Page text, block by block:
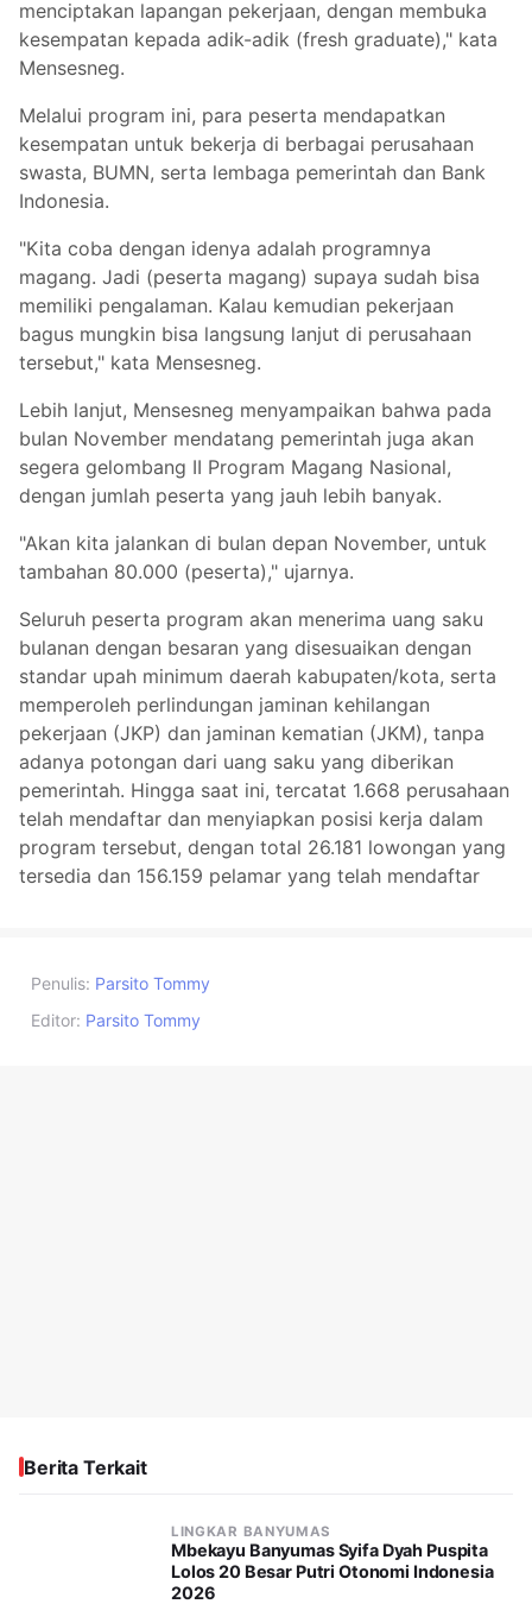
menciptakan lapangan pekerjaan, dengan membuka
kesempatan kepada adik-adik (fresh graduate)," kata
Mensesneg.
Melalui program ini, para peserta mendapatkan
kesempatan untuk bekerja di berbagai perusahaan
swasta, BUMN, serta lembaga pemerintah dan Bank
Indonesia.
"Kita coba dengan idenya adalah programnya
magang. Jadi (peserta magang) supaya sudah bisa
memiliki pengalaman. Kalau kemudian pekerjaan
bagus mungkin bisa langsung lanjut di perusahaan
tersebut," kata Mensesneg.
Lebih lanjut, Mensesneg menyampaikan bahwa pada
bulan November mendatang pemerintah juga akan
segera gelombang II Program Magang Nasional,
dengan jumlah peserta yang jauh lebih banyak.
"Akan kita jalankan di bulan depan November, untuk
tambahan 80.000 (peserta)," ujarnya.
Seluruh peserta program akan menerima uang saku
bulanan dengan besaran yang disesuaikan dengan
standar upah minimum daerah kabupaten/kota, serta
memperoleh perlindungan jaminan kehilangan
pekerjaan (JKP) dan jaminan kematian (JKM), tanpa
adanya potongan dari uang saku yang diberikan
pemerintah. Hingga saat ini, tercatat 1.668 perusahaan
telah mendaftar dan menyiapkan posisi kerja dalam
program tersebut, dengan total 26.181 lowongan yang
tersedia dan 156.159 pelamar yang telah mendaftar
Penulis: Parsito Tommy
Editor: Parsito Tommy
Berita Terkait
LINGKAR BANYUMAS
Mbekayu Banyumas Syifa Dyah Puspita
Lolos 20 Besar Putri Otonomi Indonesia
2026